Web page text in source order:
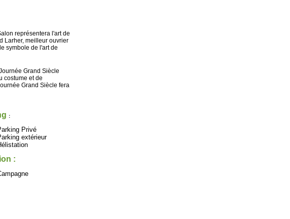
représentera l'art de
Larher, meilleur ouvrier
symbole de l'art de
Grand Siècle
costume et de
Grand Siècle fera
:
Privé
extérieur
: